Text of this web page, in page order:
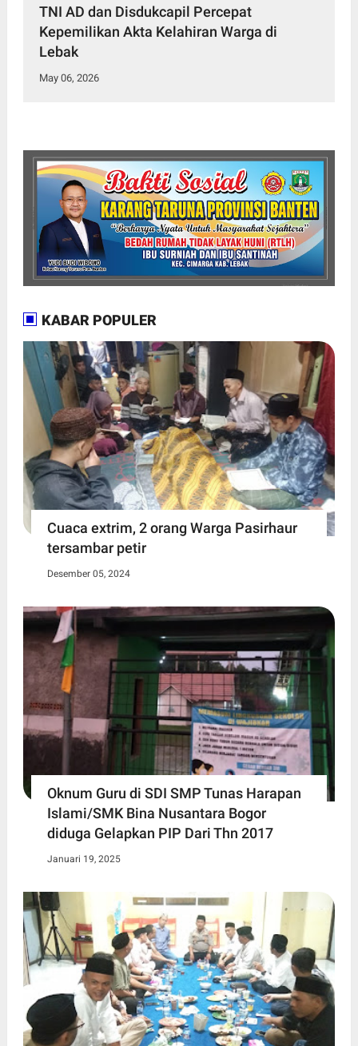
TNI AD dan Disdukcapil Percepat
Kepemilikan Akta Kelahiran Warga di
Lebak
May 06, 2026
KABAR POPULER
Cuaca extrim, 2 orang Warga Pasirhaur
tersambar petir
Desember 05, 2024
Oknum Guru di SDI SMP Tunas Harapan
Islami/SMK Bina Nusantara Bogor
diduga Gelapkan PIP Dari Thn 2017
Januari 19, 2025